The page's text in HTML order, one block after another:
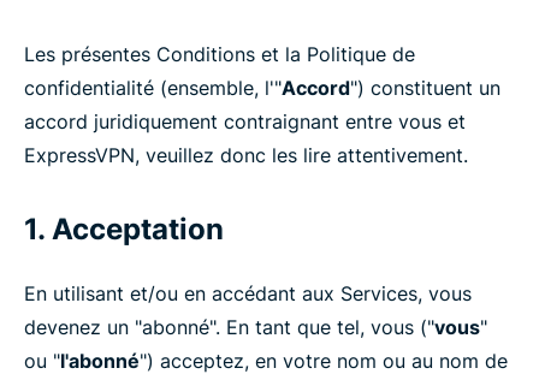
Les présentes Conditions et la Politique de
confidentialité (ensemble, l'"Accord") constituent un
accord juridiquement contraignant entre vous et
ExpressVPN, veuillez donc les lire attentivement.
1. Acceptation
En utilisant et/ou en accédant aux Services, vous
devenez un "abonné". En tant que tel, vous ("vous"
ou "l'abonné") acceptez, en votre nom ou au nom de